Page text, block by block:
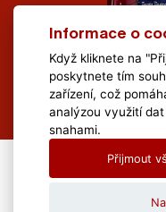
All Rights Reserved
Informace o
Když kliknete na
poskytnete tím
zařízení, což
analýzou využití
snahami.
Přijmout